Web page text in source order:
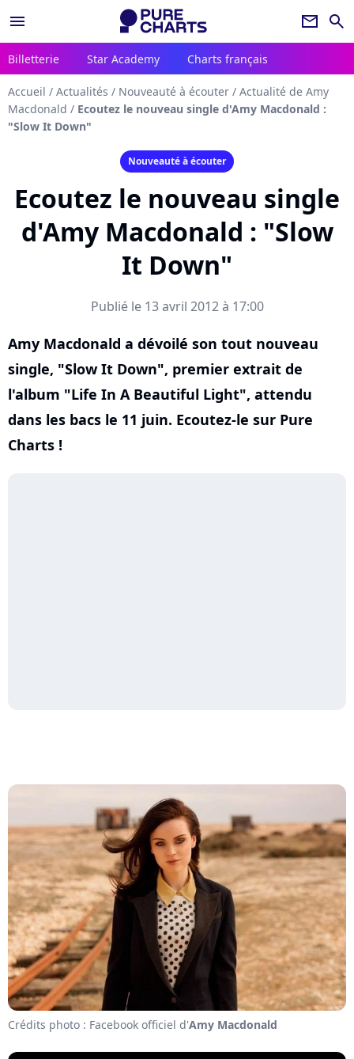
menu newsletter search
Billetterie Star Academy Charts français
Accueil / Actualités / Nouveauté à écouter / Actualité de Amy
Macdonald / Ecoutez le nouveau single d'Amy Macdonald :
"Slow It Down"
Nouveauté à écouter
Ecoutez le nouveau single
d'Amy Macdonald : "Slow
It Down"
Publié le 13 avril 2012 à 17:00
Amy Macdonald a dévoilé son tout nouveau
single, "Slow It Down", premier extrait de
l'album "Life In A Beautiful Light", attendu
dans les bacs le 11 juin. Ecoutez-le sur Pure
Charts !
Crédits photo : Facebook officiel d'Amy Macdonald